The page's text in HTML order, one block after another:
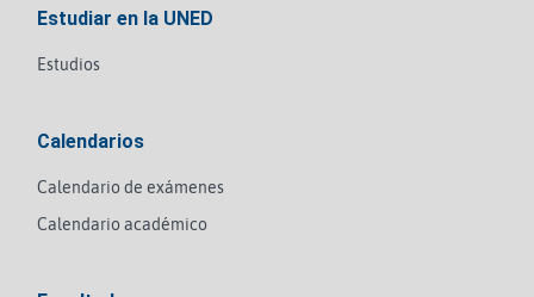
Estudiar en la UNED
Estudios
Calendarios
Calendario de exámenes
Calendario académico